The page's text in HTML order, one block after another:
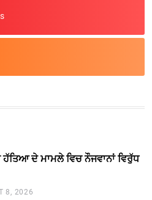
ਹੱਤਿਆ ਦੇ ਮਾਮਲੇ ਵਿਚ ਨੌਜਵਾਨਾਂ ਵਿਰੁੱਧ
8, 2026